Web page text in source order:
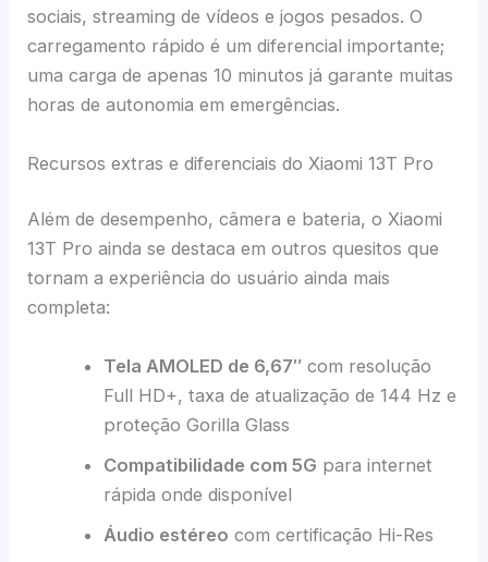
sociais, streaming de vídeos e jogos pesados. O
carregamento rápido é um diferencial importante;
uma carga de apenas 10 minutos já garante muitas
horas de autonomia em emergências.
Recursos extras e diferenciais do Xiaomi 13T Pro
Além de desempenho, câmera e bateria, o Xiaomi
13T Pro ainda se destaca em outros quesitos que
tornam a experiência do usuário ainda mais
completa:
Tela AMOLED de 6,67″com resolução
Full HD+, taxa de atualização de 144 Hz e
proteção Gorilla Glass
Compatibilidade com 5G para internet
rápida onde disponível
Áudio estéreo com certificação Hi-Res